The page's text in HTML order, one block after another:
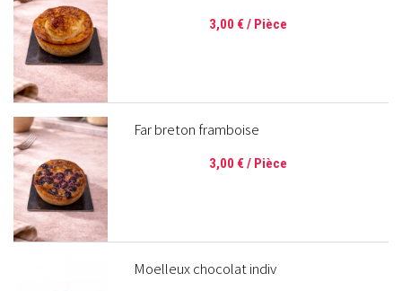
3,00 € / Pièce
Far breton framboise
3,00 € / Pièce
Moelleux chocolat indiv